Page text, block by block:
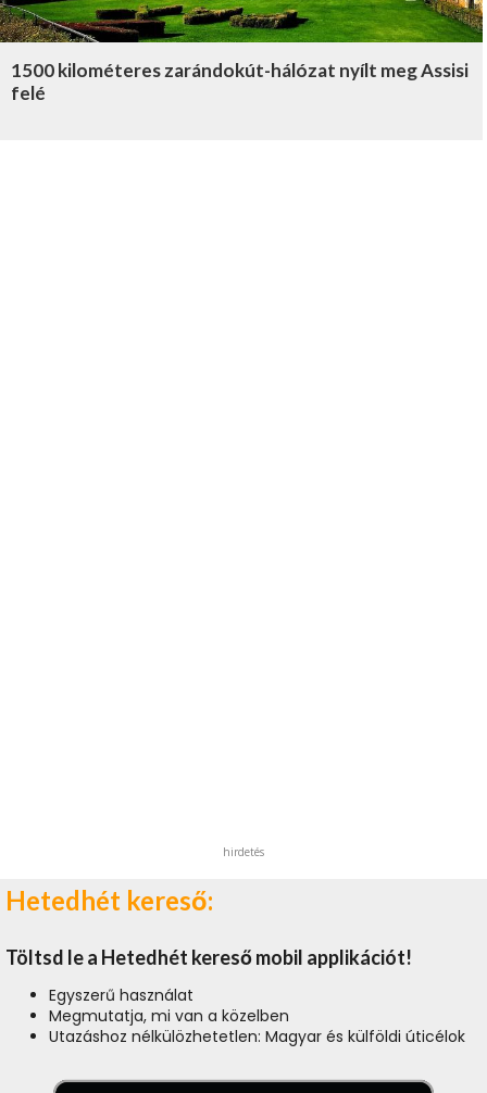
1500 kilométeres zarándokút-hálózat nyílt meg Assisi
felé
hirdetés
Hetedhét kereső:
Töltsd le a Hetedhét kereső mobil applikációt!
Egyszerű használat
Megmutatja, mi van a közelben
Utazáshoz nélkülözhetetlen: Magyar és külföldi úticélok